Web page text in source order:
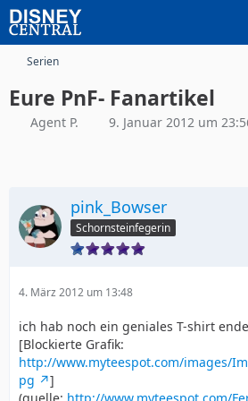
Serien
Eure PnF- Fanartikel
Agent P. 9. Januar 2012 um
pink_Bowser
Schornsteinfegerin
4. März 2012 um 13:48
ich hab noch ein geniales T-shirt
[Blockierte Grafik:
http://www.myteespot.com/images/
pg
]